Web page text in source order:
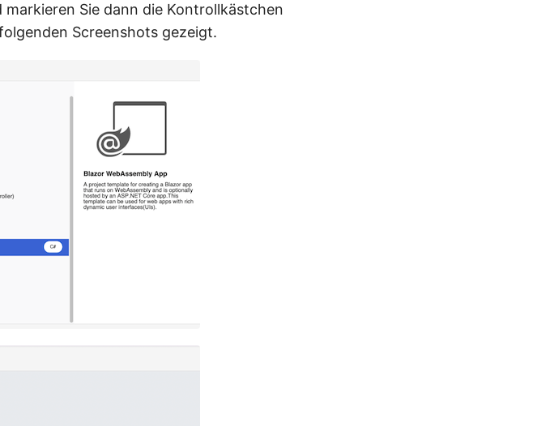
markieren Sie dann die Kontrollkästchen
Screenshots gezeigt.